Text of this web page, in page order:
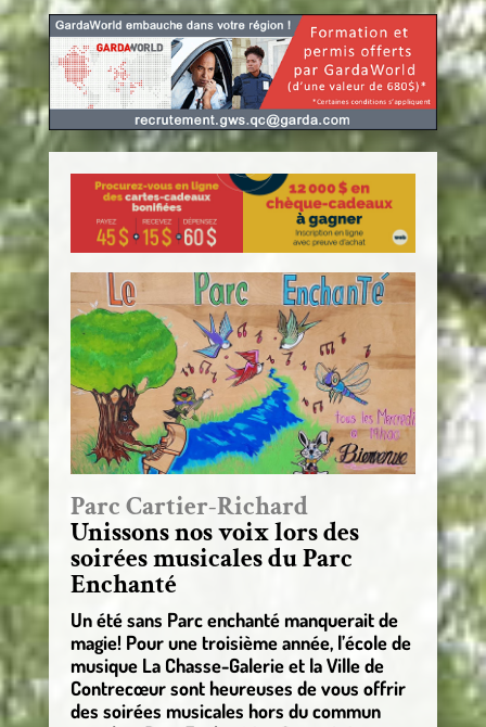
Parc Cartier-Richard
Unissons nos voix lors des
soirées musicales du Parc
Enchanté
Un été sans Parc enchanté manquerait de
magie! Pour une troisième année, l’école de
musique La Chasse-Galerie et la Ville de
Contrecœur sont heureuses de vous offrir
des soirées musicales hors du commun